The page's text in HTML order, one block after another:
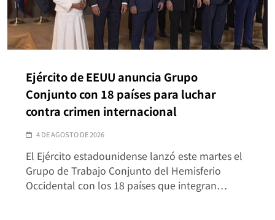
Ejército de EEUU anuncia Grupo
Conjunto con 18 países para luchar
contra crimen internacional
4 DE AGOSTO DE 2026
El Ejército estadounidense lanzó este martes el
Grupo de Trabajo Conjunto del Hemisferio
Occidental con los 18 países que integran…